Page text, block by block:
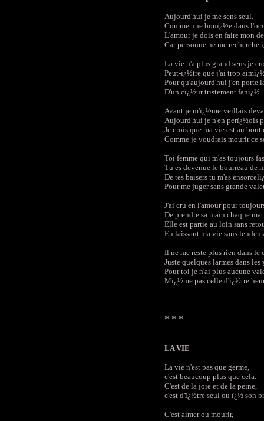
Aujourd'hui je me sens seul.
Comme une bouï¿½e dans
L'amour je dois en faire mon
Car personne ne me
La vie n'a plus grand sens je
Peut-ï¿½tre que j'ai trop
Pour qu'aujourd'hui j'en porte
D'un cï¿½ur tristement fanï¿½
Avant je m'ï¿½merveillais
Aujourd'hui je n'en perï¿½ois
Je crois que ma vie est au bout
Comme je voudrais mourir ce
Toi femme qui m'as toujours
Tu es devenue le bourreau de
De tes baisers tu m'as
Pour me juger sans grande
J'ai cru en l'amour pour
De prendre sa main chaque
Elle est partie au loin sans
En laissant ma vie sans
Il ne me reste plus rien dans le
Juste quelques larmes dans les
Pour toi je n'ai plus aucune
Mï¿½me pas celle d'ï¿½tre
* * *
LA VIE
La vie n'est pas que germe,
c'est beaucoup plus que cela.
C'est de la joie et de la peine,
c'est d'ï¿½tre seul ou ï¿½ son
C'est aimer ou mourir,